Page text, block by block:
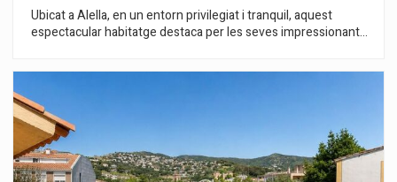
Ubicat a Alella, en un entorn privilegiat i tranquil, aquest
espectacular habitatge destaca per les seves impressionants
dissenyada per aprofitar al màxim la llum natural, gràcies als
grans finestrals que inunden cada estança, creant espais
càlids, lluminosos i acollidors durant tot el dia. El cor de la casa
és el seu enorme saló, un espai obert i elegant que s'integra a
la perfecció amb una cuina moderna de concepte obert,